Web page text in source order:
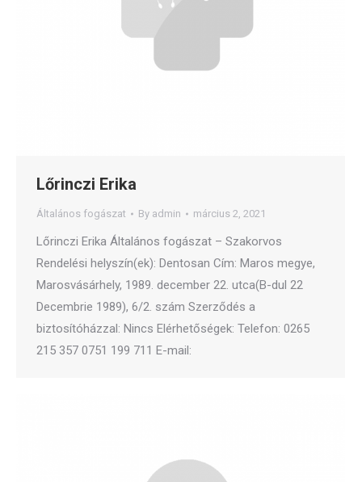
Lőrinczi Erika
Általános fogászat By admin március 2, 2021
Lőrinczi Erika Általános fogászat – Szakorvos
Rendelési helyszín(ek): Dentosan Cím: Maros megye,
Marosvásárhely, 1989. december 22. utca(B-dul 22
Decembrie 1989), 6/2. szám Szerződés a
biztosítóházzal: Nincs Elérhetőségek: Telefon: 0265
215 357 0751 199 711 E-mail: